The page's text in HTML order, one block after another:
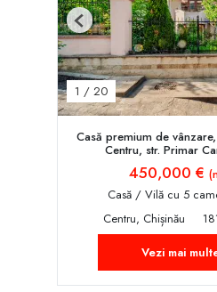
1 / 20
Previous
Casă premium de
Centru, str. Primar
450,000 €
Casă / Vilă cu 5
Centru, Chișinău
Vezi mai